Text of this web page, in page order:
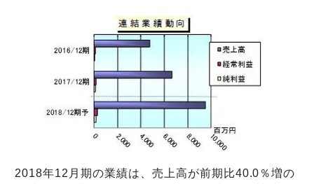
2018年12月期の業績は、売上高が前期比40.0％増の